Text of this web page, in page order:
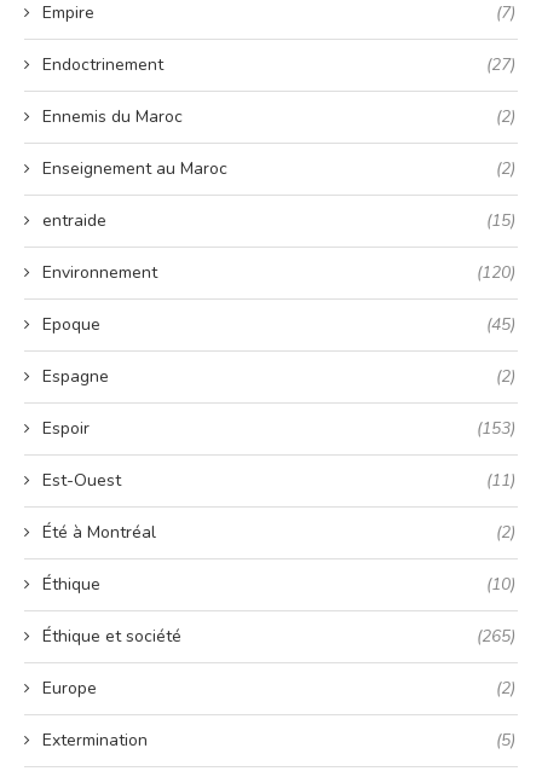
Empire (7)
Endoctrinement (27)
Ennemis du Maroc (2)
Enseignement au Maroc (2)
entraide (15)
Environnement (120)
Epoque (45)
Espagne (2)
Espoir (153)
Est-Ouest (11)
Été à Montréal (2)
Éthique (10)
Éthique et société (265)
Europe (2)
Extermination (5)